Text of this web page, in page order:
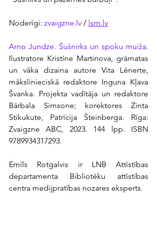
Noderīgi: zvaigzne.lv / lsm.lv
Arno Jundze. Šušnirks un spoku muiža.
Ilustratore Kristīne Martinova, grāmatas
un vāka dizaina autore Vita Lēnerte,
mākslinieciskā redaktore Inguna Kļava
Švanka. Projekta vadītāja un redaktore
Bārbala Simsone; korektores Zinta
Stikukute, Patrīcija Šteinberga. Rīga:
Zvaigzne ABC, 2023. 144 lpp. ISBN
9789934317293.
Emīls Rotgalvis ir LNB Attīstības
departamenta Bibliotēku attīstības
centra medijpratības nozares eksperts.